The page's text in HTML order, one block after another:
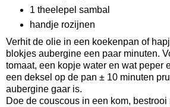
1 theelepel sambal
handje rozijnen
Verhit de olie in een koekenpan of
blokjes aubergine een paar minuten.
tomaat, een kopje water en wat peper
een deksel op de pan ± 10 minuten
aubergine gaar is.
Doe de couscous in een kom, bestrooi